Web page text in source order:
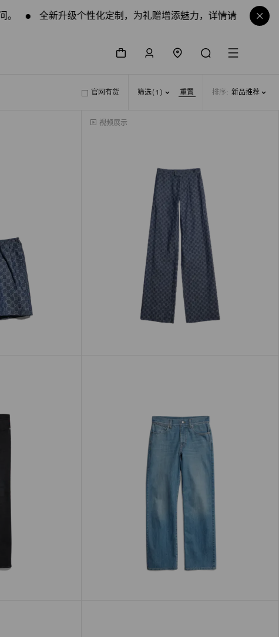
购物袋 登录/注册 门店查询 搜索
官网有货 筛选(1) 重置 排序: 新品推荐
视频展示
视频展示
全新升级个性化定制，为礼赠增添魅力，详情请咨询在线顾问